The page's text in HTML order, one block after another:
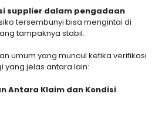
supplier dalam pengadaan
tersembunyi bisa mengintai di
tampaknya stabil.
umum yang muncul ketika verifikasi
yang jelas antara lain:
Antara Klaim dan Kondisi